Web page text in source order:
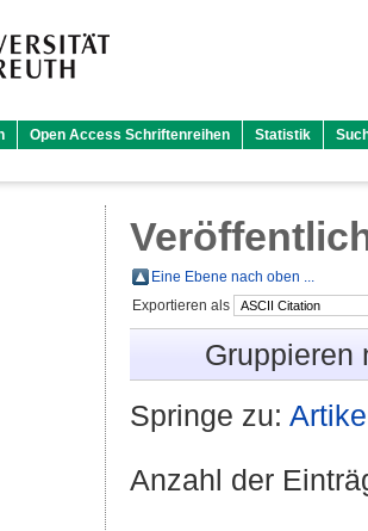
Open Access Schriftenreihen Statistik
Eine Ebene nach oben ...
Exportieren als
Gruppieren
Springe zu:
Anzahl der